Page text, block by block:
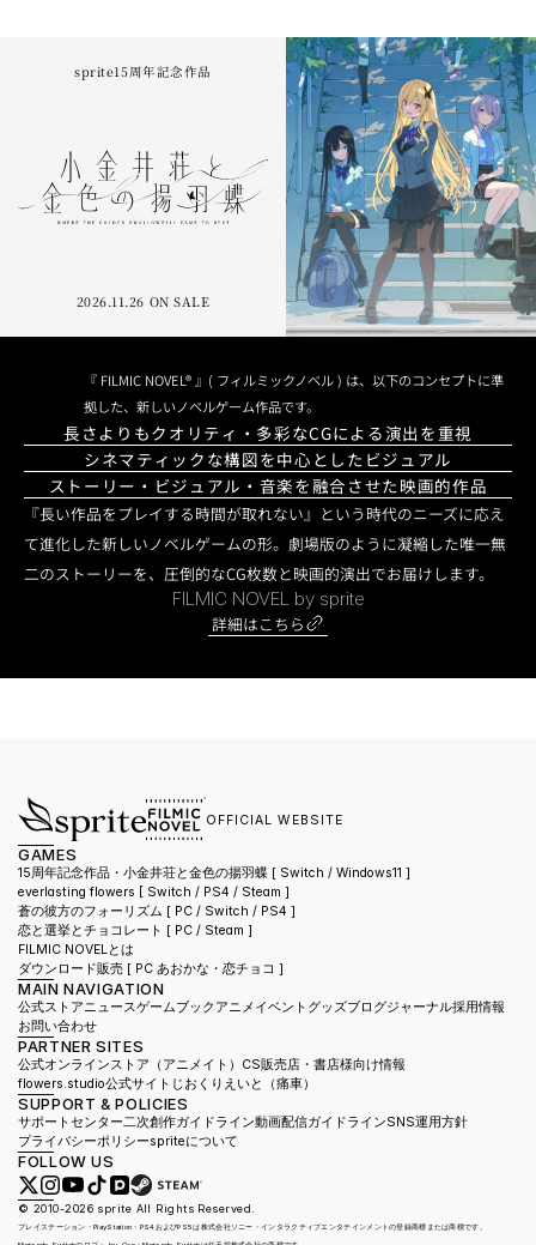
sprite15周年記念作品
2026.11.26 ON SALE
『 FILMIC NOVEL® 』( フィルミックノベル ) は、以下のコンセプトに準
拠した、新しいノベルゲーム作品です。
長さよりもクオリティ・多彩なCGによる演出を重視
シネマティックな構図を中心としたビジュアル
ストーリー・ビジュアル・音楽を融合させた映画的作品
『長い作品をプレイする時間が取れない』という時代のニーズに応え
て進化した新しいノベルゲームの形。劇場版のように凝縮した唯一無
二のストーリーを、圧倒的なCG枚数と映画的演出でお届けします。
FILMIC NOVEL by sprite
詳細はこちら
OFFICIAL WEBSITE
GAMES
15周年記念作品・小金井荘と金色の揚羽蝶 [ Switch / Windows11 ]
everlasting flowers [ Switch / PS4 / Steam ]
蒼の彼方のフォーリズム [ PC / Switch / PS4 ]
恋と選挙とチョコレート [ PC / Steam ]
FILMIC NOVELとは
ダウンロード販売 [ PC あおかな・恋チョコ ]
MAIN NAVIGATION
公式ストアニュースゲームブック アニメ イベント グッズブログジャーナル採用情報
お問い合わせ
PARTNER SITES
公式オンラインストア（アニメイト） CS販売店・書店様向け情報
flowers.studio公式サイト じおくりえいと（痛車）
SUPPORT & POLICIES
サポートセンター二次創作ガイドライン動画配信ガイドラインSNS運用方針
プライバシーポリシーspriteについて
FOLLOW US
© 2010-2026 sprite All Rights Reserved.
プレイステーション・PlayStation・PS4およびPS5は株式会社ソニー・インタラクティブエンタテインメントの登録商標または商標です。